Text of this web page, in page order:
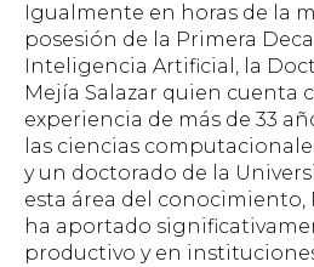
Igualmente en horas de la
posesión de la Primera
Inteligencia Artificial, la
Mejía Salazar quien cuenta
experiencia de más de 33
las ciencias
y un doctorado de la
esta área del conocimiento,
ha aportado
productivo y en